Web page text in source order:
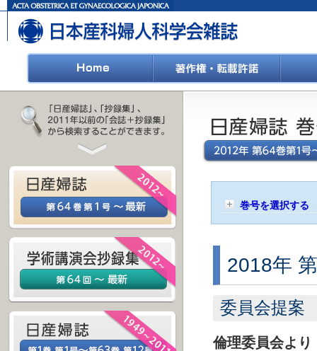
巻号を選択する
2018年
委員会提案
倫理委員会より